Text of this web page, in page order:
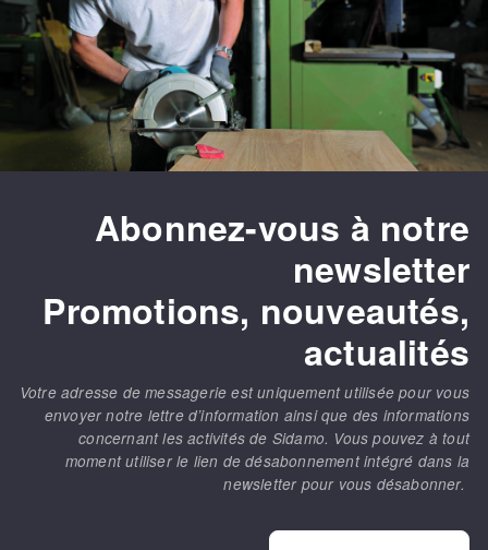
Abonnez-vous à notre
newsletter
Promotions, nouveautés,
actualités
Votre adresse de messagerie est uniquement utilisée pour vous
envoyer notre lettre d’information ainsi que des informations
concernant les activités de Sidamo. Vous pouvez à tout
moment utiliser le lien de désabonnement intégré dans la
newsletter pour vous désabonner.